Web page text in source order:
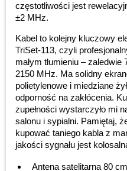
częstotliwości jest
±2 MHz.
Kabel to kolejny kluczowy
TriSet-113, czyli
małym tłumieniu –
2150 MHz. Ma solidny
polietylenowe i miedziane
odporność na zakłócenia.
zupełności wystarczyło mi
salonu i sypialni. Pamiętaj,
kupować taniego kabla z
jakości sygnału jest
Antena satelitarna 80